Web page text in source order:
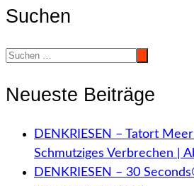
Suchen
Neueste Beiträge
DENKRIESEN – Tatort
Schmutziges Verbrechen |
DENKRIESEN – 30